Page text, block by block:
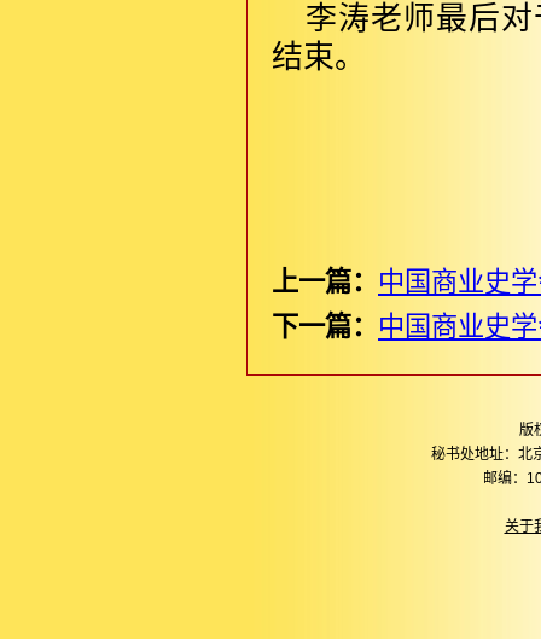
李涛老师最后
结束。
上一篇： 中国商业史
下一篇： 中国商业史
版
秘书处地址：北
邮编：
关于